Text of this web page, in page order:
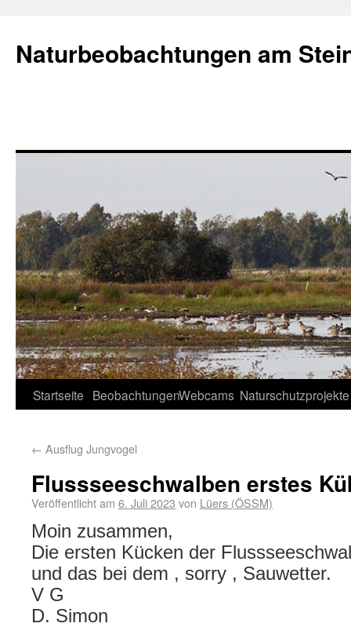
Naturbeobachtungen am
Startseite BeobachtungenWebcams Naturschutzprojekte
← Ausflug Jungvogel
Flussseeschwalben erstes
Veröffentlicht am 6. Juli 2023 von Lüers (ÖSSM)
Moin zusammen,
Die ersten Kücken der
und das bei dem , sorry , Sauwetter.
V G
D. Simon